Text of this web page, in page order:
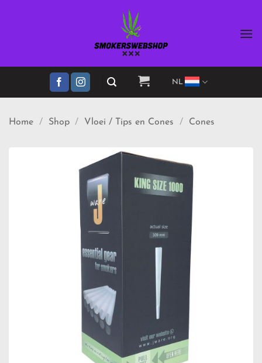
NL
Home / Shop / Vloei / Tips en Cones / Cones